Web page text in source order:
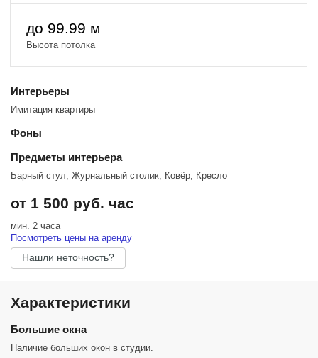
до 99.99 м
Высота потолка
Интерьеры
Имитация квартиры
Фоны
Предметы интерьера
Барный стул, Журнальный столик, Ковёр, Кресло
от 1 500 руб. час
мин. 2 часа
Посмотреть цены на аренду
Нашли неточность?
Характеристики
Большие окна
Наличие больших окон в студии.